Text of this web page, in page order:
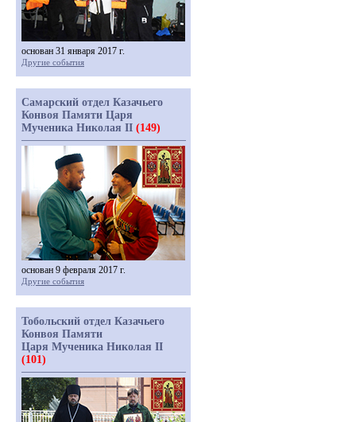
основан 31 января 2017 г.
Другие события
Самарский отдел Казачьего
Конвоя Памяти Царя
Мученика Николая II (149)
основан 9 февраля 2017 г.
Другие события
Тобольский отдел Казачьего
Конвоя Памяти
Царя Мученика Николая II
(101)